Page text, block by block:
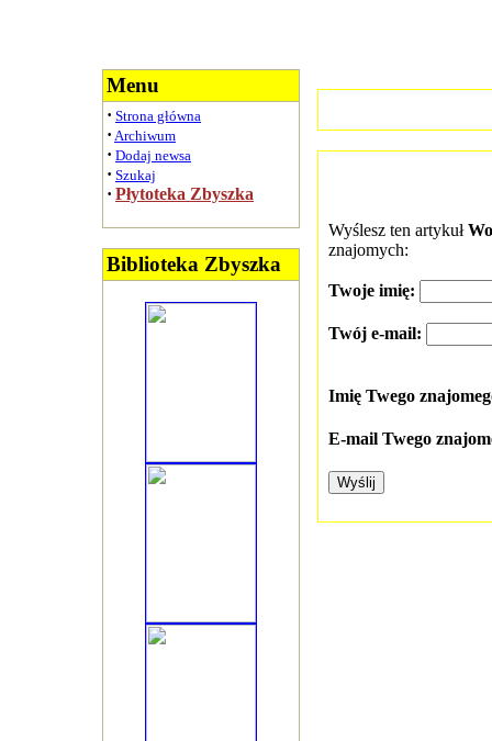
Menu
· Strona główna
· Archiwum
· Dodaj newsa
· Szukaj
· Płytoteka Zbyszka
Biblioteka Zbyszka
Wyślesz ten artykuł
znajomych:
Twoje imię:
Twój e-mail:
Imię Twego
E-mail Twego